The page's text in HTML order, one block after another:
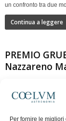
Per fornire le
un confronto tra due
Continua a leggere
PREMIO
Nazzareno